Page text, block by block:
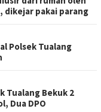
dikejar pakai parang
Polsek Tualang
Tualang Bekuk 2
Dua DPO